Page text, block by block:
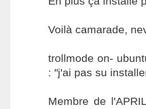
Voilà camarade,
trollmode on-
: "j'ai pas su
Membre de